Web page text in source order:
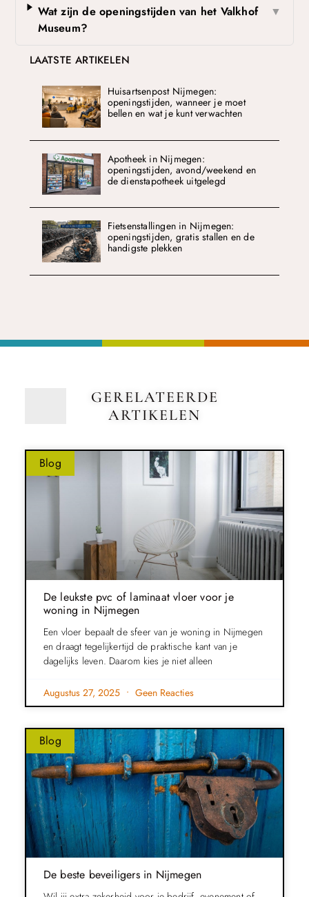
Wat zijn de openingstijden van het Valkhof
Museum?
▼
LAATSTE ARTIKELEN
Huisartsenpost Nijmegen:
openingstijden, wanneer je moet
bellen en wat je kunt verwachten
Apotheek in Nijmegen:
openingstijden, avond/weekend en
de dienstapotheek uitgelegd
Fietsenstallingen in Nijmegen:
openingstijden, gratis stallen en de
handigste plekken
GERELATEERDE
ARTIKELEN
Blog
De leukste pvc of laminaat vloer voor je
woning in Nijmegen
Een vloer bepaalt de sfeer van je woning in Nijmegen
en draagt tegelijkertijd de praktische kant van je
dagelijks leven. Daarom kies je niet alleen
Augustus 27, 2025 Geen Reacties
Blog
De beste beveiligers in Nijmegen